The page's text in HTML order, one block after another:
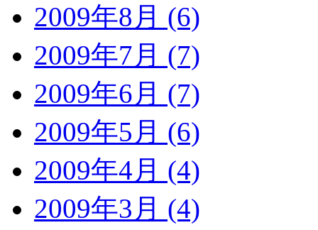
2009年8月 (6)
2009年7月 (7)
2009年6月 (7)
2009年5月 (6)
2009年4月 (4)
2009年3月 (4)